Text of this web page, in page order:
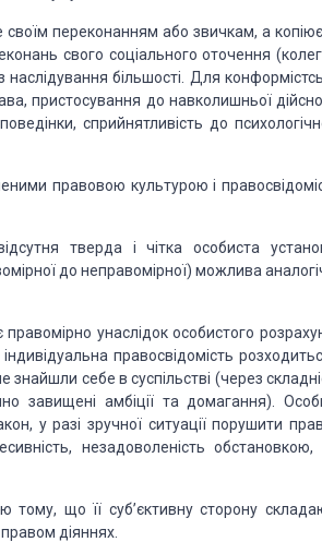
своїм переконанням або звичкам, а
свого соціального оточення
наслідування більшості. Для
пристосування до навколишньої
поведінки, сприйнятливість до
правовою культурою і правосві­
тверда і чітка особиста
до неправомірної) можлива ана­
унаслідок особистого
правосвідо­мість
знайшли себе в су­спільстві (через
завищені амбіції та домагання).
у разі зручної ситуації порушити
ність, незадоволеність
тому, що її суб’єктивнусторону склада­
діяннях.